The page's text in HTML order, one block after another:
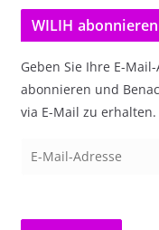
WILIH abonnieren
Geben Sie Ihre E-
abonnieren und
via E-Mail zu erhalten.
a